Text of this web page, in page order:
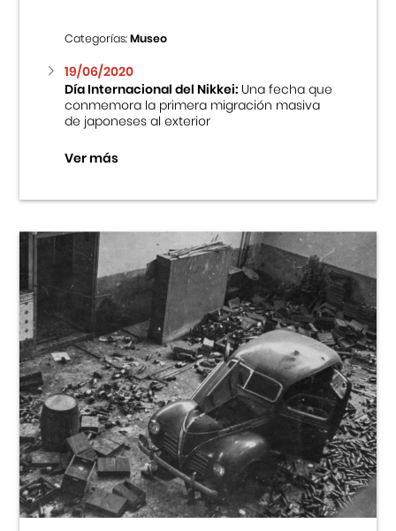
Categorías:Museo
19/06/2020
Día Internacional del Nikkei:Una fecha que
conmemora la primera migración masiva
de japoneses al exterior
Ver más